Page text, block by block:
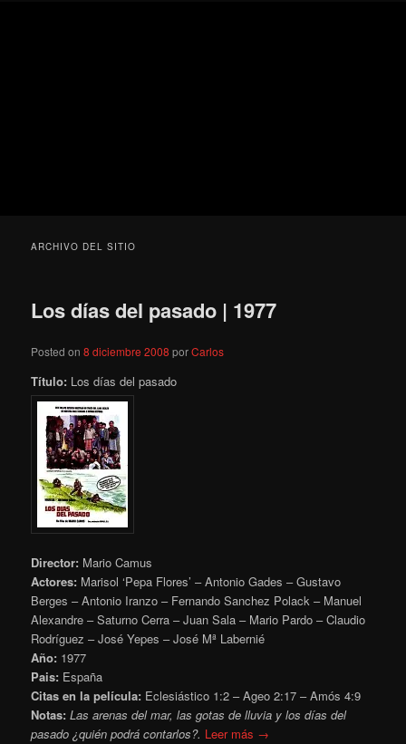
ARCHIVO DEL SITIO
Los días del pasado | 1977
Posted on8 diciembre 2008 porCarlos
Título: Los días del pasado
Director: Mario Camus
Actores: Marisol ‘Pepa Flores’ – Antonio Gades – Gustavo
Berges – Antonio Iranzo – Fernando Sanchez Polack – Manuel
Alexandre – Saturno Cerra – Juan Sala – Mario Pardo – Claudio
Rodríguez – José Yepes – José Mª Labernié
Año: 1977
Pais: España
Citas en la película: Eclesiástico 1:2 – Ageo 2:17 – Amós 4:9
Notas: Las arenas del mar, las gotas de lluvia y los días del
pasado ¿quién podrá contarlos?. Leer más →